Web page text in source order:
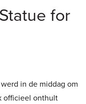
for
in de middag om
officieel onthult